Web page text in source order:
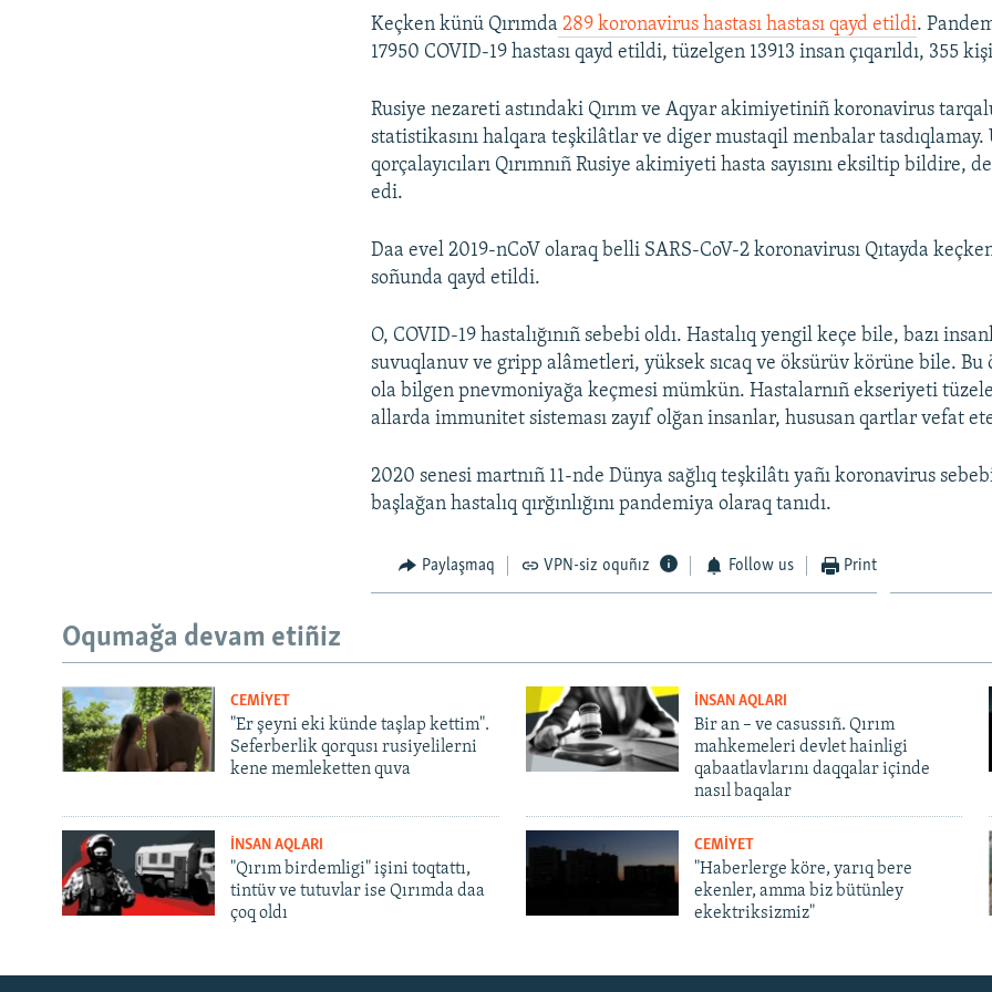
Русский
Keçken künü Qırımda 289 koronavirus hastası hastası qayd etildi.
17950 COVID-19 hastası qayd etildi, tüzelgen 13913 insan çıqarıldı, 355
Rusiye nezareti astındaki Qırım ve Aqyar akimiyetiniñ koronavirus
statistikasını halqara teşkilâtlar ve diger mustaqil menbalar tasdıqlamay.
qorçalayıcıları Qırımnıñ Rusiye akimiyeti hasta sayısını eksiltip bildire,
edi.
Daa evel 2019-nCoV olaraq belli SARS-CoV-2 koronavirusı Qıtayda
soñunda qayd etildi.
O, COVID-19 hastalığınıñ sebebi oldı. Hastalıq yengil keçe bile, bazı
suvuqlanuv ve gripp alâmetleri, yüksek sıcaq ve öksürüv körüne bile. Bu
ola bilgen pnevmoniyağa keçmesi mümkün. Hastalarnıñ ekseriyeti
allarda immunitet sisteması zayıf olğan insanlar, hususan qartlar vefat
2020 senesi martnıñ 11-nde Dünya sağlıq teşkilâtı yañı koronavirus
başlağan hastalıq qırğınlığını pandemiya olaraq tanıdı.
Paylaşmaq VPN-siz oquñız Follow us Print
Oqumağa devam etiñiz
CEMİYET
"Er şeyni eki künde taşlap kettim".
Seferberlik qorqusı rusiyelilerni
kene memleketten quva
İNSAN AQLARI
Bir an – ve casussıñ. Qırım
mahkemeleri devlet hainligi
qabaatlavlarını daqqalar içinde
nasıl baqalar
İNSAN AQLARI
"Qırım birdemligi" işini toqtattı,
tintüv ve tutuvlar ise Qırımda daa
çoq oldı
CEMİYET
"Haberlerge köre, yarıq bere
ekenler, amma biz bütünley
ekektriksizmiz"